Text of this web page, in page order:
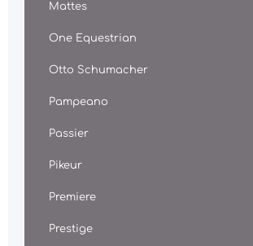
Mattes
One Equestrian
Otto Schumacher
Pampeano
Passier
Pikeur
Premiere
Prestige